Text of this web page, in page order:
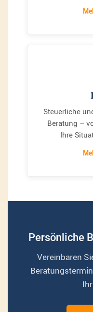
Steuerliche
Beratung –
Ihre
Persönliche
Vereinbaren